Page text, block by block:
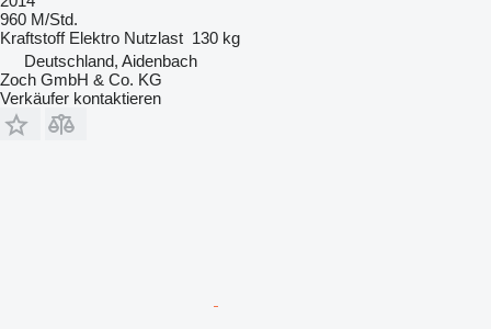
960 M/Std.
Kraftstoff Elektro Nutzlast 130 kg
Deutschland, Aidenbach
Zoch GmbH & Co. KG
Verkäufer kontaktieren